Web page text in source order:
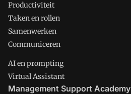
Productiviteit
Taken en rollen
Samenwerken
Communiceren
AI en prompting
Virtual Assistant
Management Support Academy